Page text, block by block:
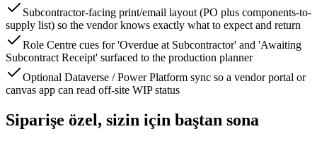
Subcontractor-facing print/email layout (PO plus components-to-
supply list) so the vendor knows exactly what to expect and return
Role Centre cues for 'Overdue at Subcontractor' and 'Awaiting
Subcontract Receipt' surfaced to the production planner
Optional Dataverse / Power Platform sync so a vendor portal or
canvas app can read off-site WIP status
Siparişe özel, sizin için baştan sona